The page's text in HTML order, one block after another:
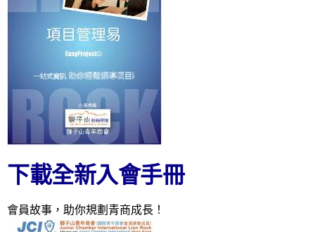
下載全新入會手冊
會員故事，助你規劃青商成長！